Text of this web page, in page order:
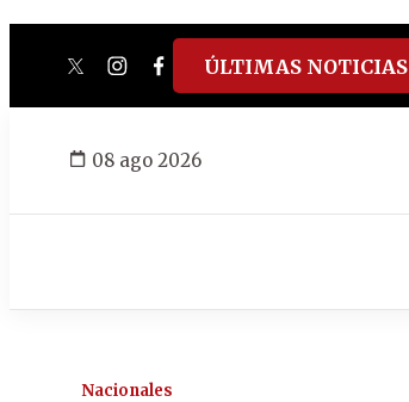
twitterinstagram
facebook
tiktokyoutube
spotify
ÚLTIMAS NOTICIAS
08 ago 2026
Nacionales